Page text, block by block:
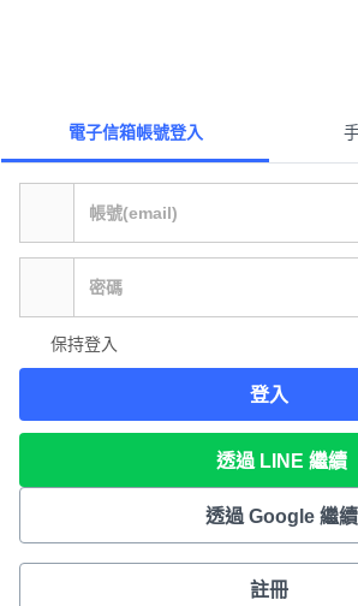
電子信箱帳號登入
保持登入
登入
透過 LINE 繼續
透過 Google 繼續
註冊